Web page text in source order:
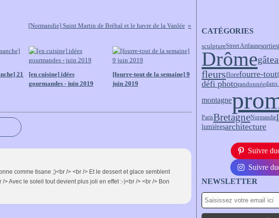
[Normandie] Saint Martin de Bréhal et le havre de la Vanlée
21
[en cuisine] idées
gourmandes - juin 2019
[fourre-tout de la semaine] 9
juin 2019
comme tisane ;)<br /> <br /> Et le dessert et glace semblent
> Avec le soleil tout devient plus joli en effet :-)<br /> <br /> Bon
CATÉGORIES
sculptureStreet Artfaunesorties
Drôme
fleursflorefourre-tout
défi photorandonnée
montagne
ParisBretagneNormandie
lumièresarchitecture
Suivre
Suivre
NEWSLETTER